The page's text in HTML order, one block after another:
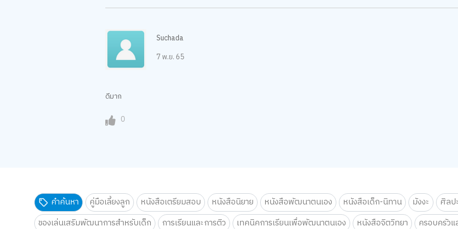
Suchada
7 พ.ย. 65
ดีมาก
0
คำค้นหา คู่มือเลี้ยงลูก หนังสือเตรียมสอบ หนังสือนิยาย หนังสือพัฒนาตนเอง หนังสือเด็ก-นิทาน มังงะ
ศิลป
ของเล่นเสริมพัฒนาการสำหรับเด็ก
การเรียนและการติว เทคนิคการเรียนเพื่อพัฒนาตนเอง หนังสือจิตวิทยา ครอบครัวแ